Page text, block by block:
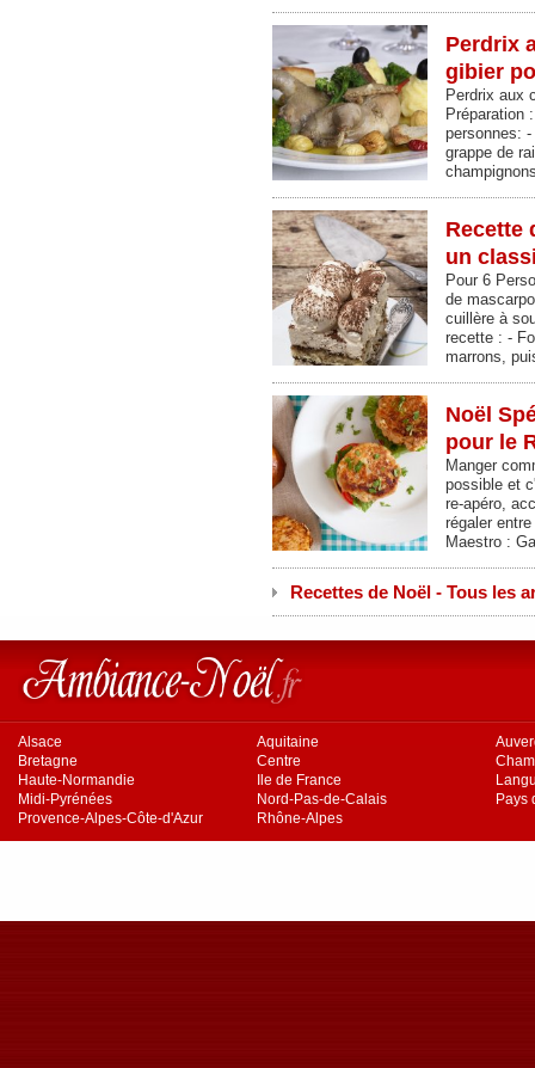
Perdrix
gibier
Perdrix aux
Préparation
personnes:
grappe de
Recette
un
Pour 6
de
cuillère à
recette : -
marrons,
Noël
pour le
Manger
possible et
re-apéro,
régaler
Maestro :
Recettes de Noël - Tous les
Alsace Aquitaine
Bretagne
Centre
Haute-Normandie
Ile de France
Midi-Pyrénées
Nord-Pas-de-Calais
Pays
Provence-Alpes-Côte-d'Azur
Rhône-Alpes